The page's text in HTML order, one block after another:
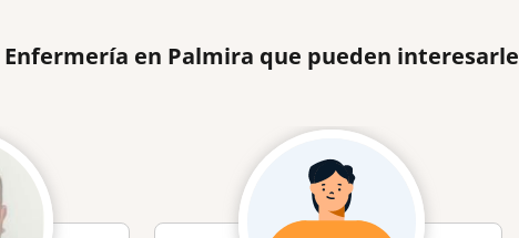
en Palmira que pueden interesarle